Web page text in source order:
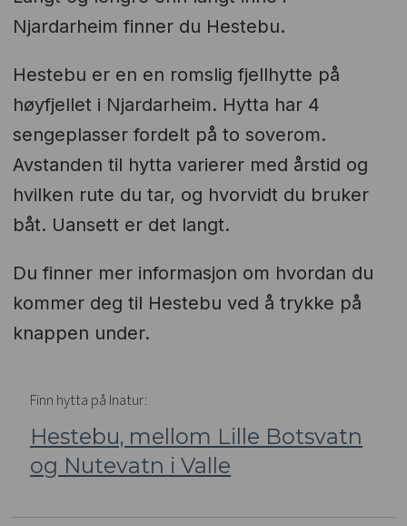
Njardarheim finner du Hestebu.
Hestebu er en en romslig fjellhytte på
høyfjellet i Njardarheim. Hytta har 4
sengeplasser fordelt på to soverom.
Avstanden til hytta varierer med årstid og
hvilken rute du tar, og hvorvidt du bruker
båt. Uansett er det langt.
Du finner mer informasjon om hvordan du
kommer deg til Hestebu ved å trykke på
knappen under.
Finn hytta på Inatur:
Hestebu, mellom Lille Botsvatn
og Nutevatn i Valle